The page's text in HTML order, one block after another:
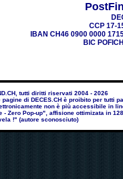
CCP 17-
IBAN CH46 0900 0000
BIC
tutti diritti riservati 2004 - 2026
di DECES.CH è proibito per tutti
non è più accessibile in
Zero Pop-up", affisione ottimizata in
!" (autore sconosciuto)